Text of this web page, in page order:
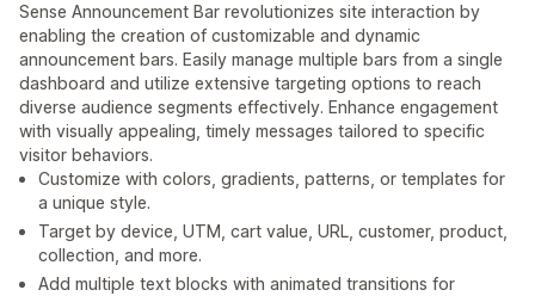
Sense Announcement Bar revolutionizes site interaction by
enabling the creation of customizable and dynamic
announcement bars. Easily manage multiple bars from a single
dashboard and utilize extensive targeting options to reach
diverse audience segments effectively. Enhance engagement
with visually appealing, timely messages tailored to specific
visitor behaviors.
Customize with colors, gradients, patterns, or templates for
a unique style.
Target by device, UTM, cart value, URL, customer, product,
collection, and more.
Add multiple text blocks with animated transitions for